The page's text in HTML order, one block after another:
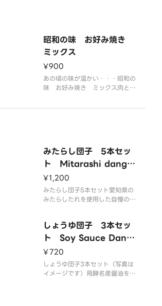
昭和の味 お好み焼き
ミックス
¥900
あの頃の味が温かい・・・昭和の
味 お好み焼き ミックス肉とイ
たっぷりキャベツのモダン焼き風
みたらし団子 5本セッ
ト Mitarashi dango
set of 5
¥1,200
みたらし団子5本セット愛知県の
みたらしたれを使用した自慢の一
しょうゆ団子 3本セッ
ト Soy Sauce Dang
o set of 3
¥720
しょうゆ団子3本セット（写真は
イメージです）飛騨名産醤油をか